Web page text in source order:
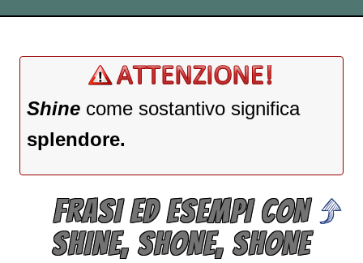
Shine come sostantivo significa
splendore.
FRASI ED ESEMPI CON
SHINE, SHONE, SHONE